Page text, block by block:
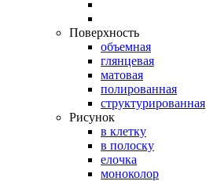
Поверхность
объемная
глянцевая
матовая
полированная
структурированная
Рисунок
в клетку
в полоску
елочка
моноколор